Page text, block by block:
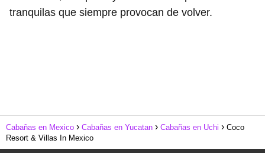
tranquilas que siempre provocan de volver.
Cabañas en Mexico Cabañas en Yucatan Cabañas en Uchi
Coco
Resort & Villas In Mexico